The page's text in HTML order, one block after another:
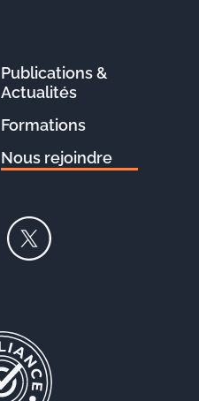
Publications &
Actualités
Formations
Nous rejoindre